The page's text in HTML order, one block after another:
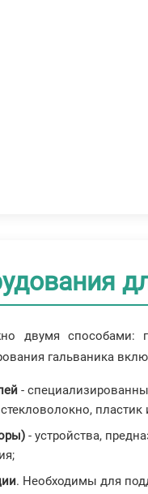
двумя способами:
гальваника
-
- устройства,
. Необходимы для